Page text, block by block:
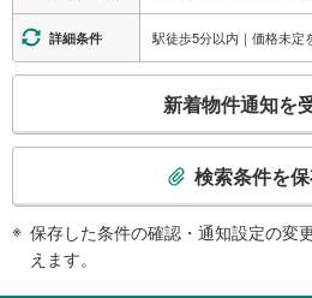
【弊社の特徴】
ので、担当者にお声がけください。
■キッズスペースもございますので、小さ
お気軽にご来場ください！
【営業日】定休日はございません。火曜日
詳細条件
検
新着物件通知を
検索条件を
保存した条件の確認・通知設定の変
えます。